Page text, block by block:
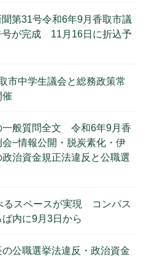
第31号令和6年9月香取市議
号が完成 11月16日に折込予
市中学生議会と総務政策常
催
一般質問全文 令和6年9月香
−情報公開・脱炭素化・伊
治資金規正法違反と公職選
るスペースが実現 コンパス
内に9月3日から
公職選挙法違反・政治資金